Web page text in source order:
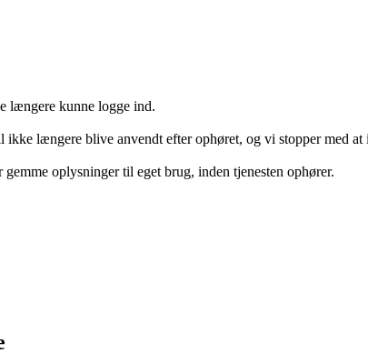
længere kunne logge ind.
længere blive anvendt efter ophøret, og vi stopper med at
oplysninger til eget brug, inden tjenesten ophører.